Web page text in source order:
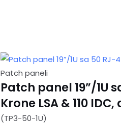
Patch paneli
Patch panel 19”/1U
Krone LSA & 110
(TP3-50-1U)